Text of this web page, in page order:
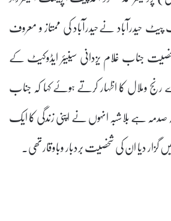
حیدرآباد نےحیدرآباد کی ممتاز و معروف
جناب غلام یزدانی سینیئر ایڈوکیٹ کے
رنج وملال کا اظہار کرتے ہوئے کہا کہ جناب
صدمہ ہے بلاشبہ انہوں نے اپنی زندگی کا ایک
دیا ان کی شخصیت بردبار وباوقارتھی۔